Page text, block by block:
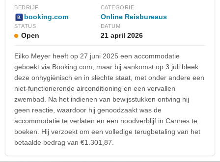
BEDRIJF
booking.com
CATEGORIE
Online Reisbureaus
STATUS
Open
DATUM
21 april 2026
Eilko Meyer heeft op 27 juni 2025 een accommodatie
geboekt via Booking.com, maar bij aankomst op 3 juli bleek
deze onhygiënisch en in slechte staat, met onder andere een
niet-functionerende airconditioning en een vervallen
zwembad. Na het indienen van bewijsstukken ontving hij
geen reactie, waardoor hij genoodzaakt was de
accommodatie te verlaten en een noodverblijf in Cannes te
boeken. Hij verzoekt om een volledige terugbetaling van het
betaalde bedrag van €1.301,87.